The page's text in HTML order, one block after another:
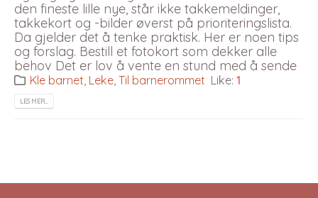
den fineste lille nye, står ikke takkemeldinger,
takkekort og -bilder øverst på prioriteringslista.
Da gjelder det å tenke praktisk. Her er noen tips
og forslag. Bestill et fotokort som dekker alle
behov Det er lov å vente en stund med å sende
Kle barnet Leke ,Til barnerommet Like:1
LES MER…